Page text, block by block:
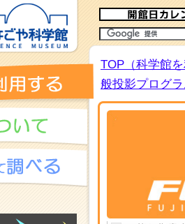
TOP（科学館
般投影プログ